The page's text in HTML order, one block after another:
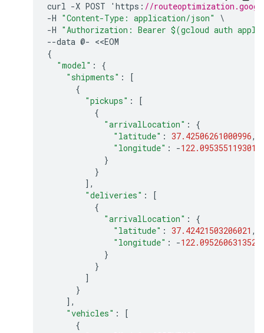
curl -X POST ' https : //
-H "Content-Type: application/json"
-H "Authorization: Bearer $(gcloud auth
--data @- <<EOM
{
"model" :
{
"shipments" :
[
{
"pickups" :
[
{
"arrivalLocation" :
{
"latitude" : 37.42506261000996,
"longitude" : -
}
}
],
"deliveries" :
[
{
"arrivalLocation" :
{
"latitude" : 37.42421503206021 ,
"longitude" : -
}
}
]
}
],
"vehicles" :
[
{